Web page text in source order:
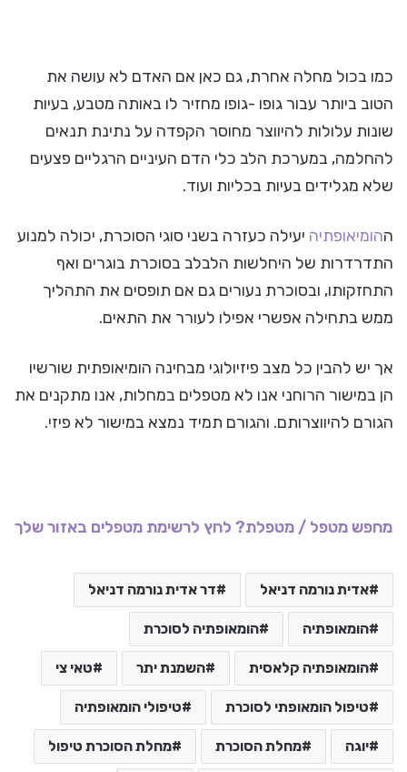
כמו בכול מחלה אחרת, גם כאן אם האדם לא עושה את
הטוב ביותר עבור גופו -גופו מחזיר לו באותה מטבע, בעיות
שונות עלולות להיווצר מחוסר הקפדה על נתינת תנאים
להחלמה, במערכת הלב כלי הדם העיניים הרגליים פצעים
שלא מגלידים בעיות בכליות ועוד.
ההומיאופתיה יעילה כעזרה בשני סוגי הסוכרת, יכולה למנוע
התדרדרות של היחלשות הלבלב בסוכרת בוגרים ואף
התחזקותו, ובסוכרת נעורים גם אם תופסים את התהליך
ממש בתחילה אפשרי אפילו לעורר את התאים.
אך יש להבין כל מצב פיזיולוגי מבחינה הומיאופתית שורשיו
הן במישור הרוחני אנו לא מטפלים במחלות, אנו מתקנים את
הגורם להיווצרותם. והגורם תמיד נמצא במישור לא פיזי.
מחפש מטפל / מטפלת? לחץ לרשימת מטפלים באזור שלך
אדית נורמה דניאל דר אדית נורמה דניאל
הומאופתיה הומאופתיה לסוכרת
הומאופתיה קלאסית השמנת יתר טאי צי
טיפול הומאופתי לסוכרת טיפולי הומאופתיה
יוגה מחלת הסוכרת מחלת הסוכרת טיפול